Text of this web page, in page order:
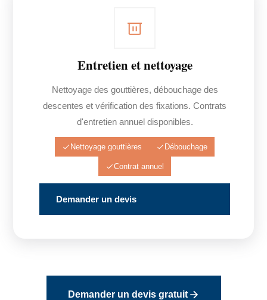
Entretien et nettoyage
Nettoyage des gouttières, débouchage des
descentes et vérification des fixations. Contrats
d'entretien annuel disponibles.
Nettoyage gouttières Débouchage
Contrat annuel
Demander un devis
Demander un devis gratuit